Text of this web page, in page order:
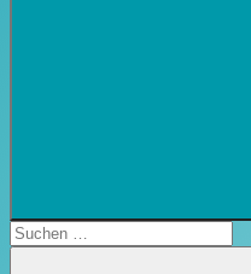
Suchen
nach: